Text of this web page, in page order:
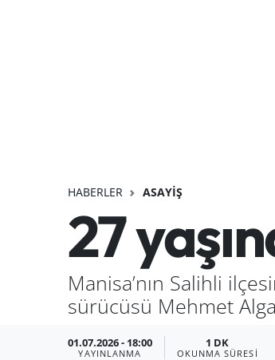
HABERLER ASAYIŞ
27
Manisa’nın Salihli
sürücüsü Mehmet
01.07.2026 - 18:00
YAYINLANMA
1 DK
OKUNMA SÜRESI